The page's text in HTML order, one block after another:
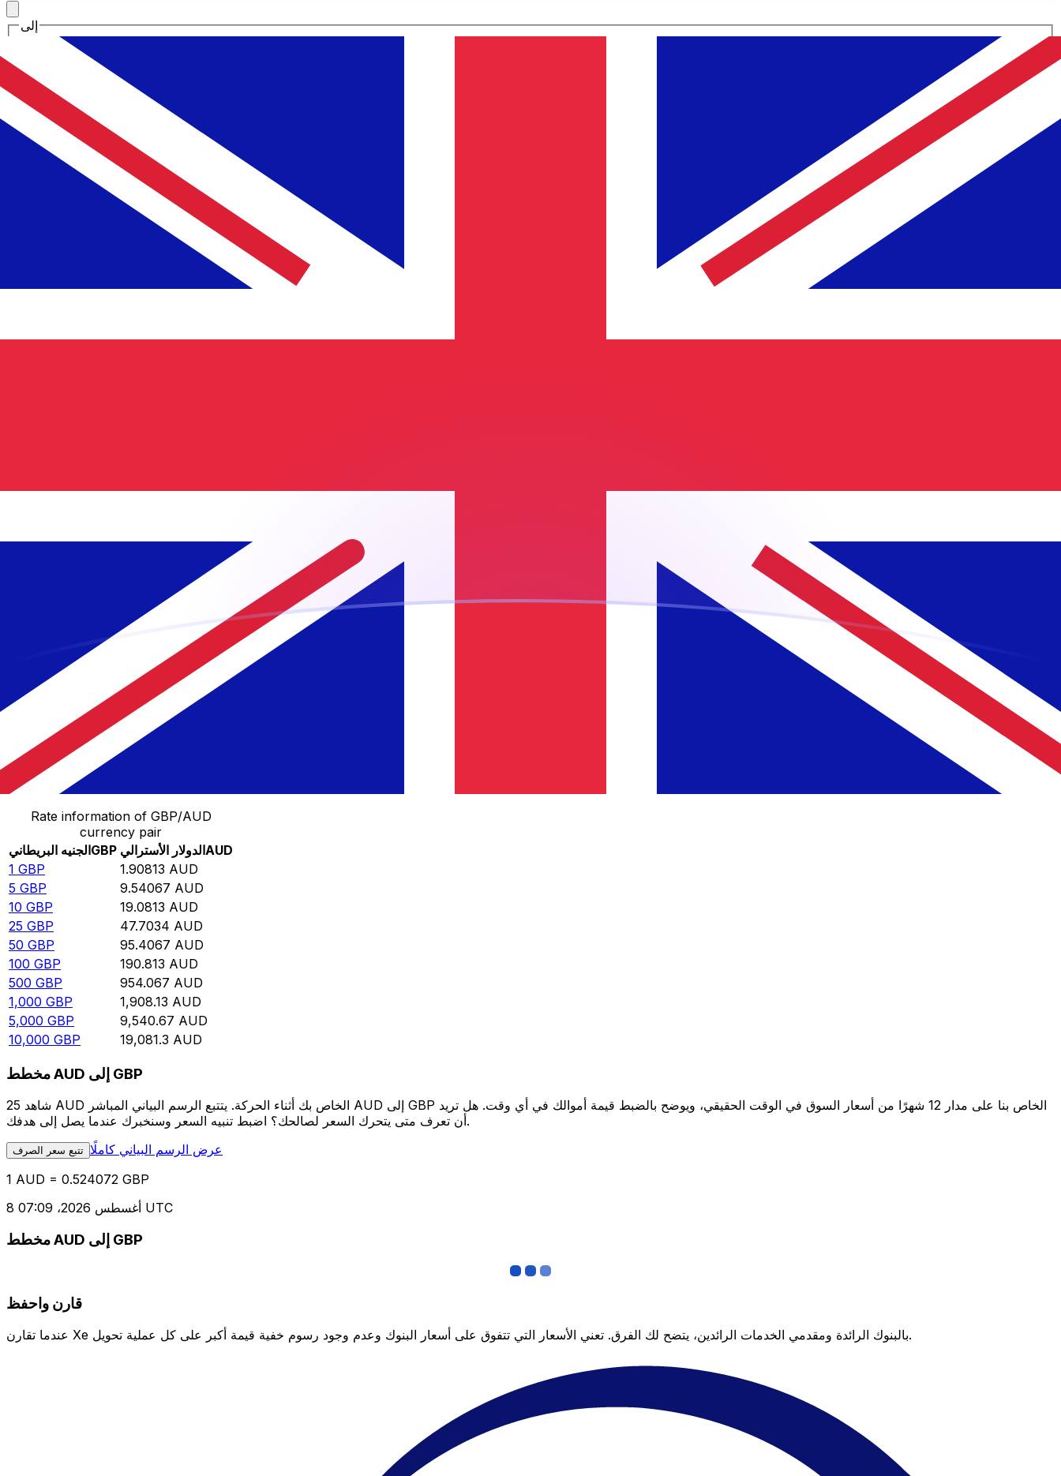
إلى
GBP الجنيه البريطاني
AUD= 407198
GBP
سعر السوق المتوسط في 07:09 UTC
تحدث إلى خبير عملات اليوم.
حدد موعد مكالمة
حوِّل الدولار الأسترالي إلى الجنيه البريطاني
currency pair
GBP
GBP
2.62036 GBP
5.24072
26.2036 GBP
AUD 52.4072
GBP
500 AUD 262.036
1,000
524.072
GBP
AUD 2,620.36
10,000
AUD 5,240.72
حوِّل الجنيه البريطاني إلى الدولار الأسترالي
Rate information of GBP/AUD
currency pair
الجنيه البريطانيGBP الدولار الأستراليAUD
1 GBP 1.90813 AUD
5 GBP 9.54067 AUD
10 GBP 19.0813 AUD
25 GBP 47.7034 AUD
50 GBP 95.4067 AUD
100 GBP 190.813 AUD
500 GBP 954.067 AUD
1,000 GBP 1,908.13 AUD
5,000 GBP 9,540.67 AUD
10,000 GBP 19,081.3 AUD
مخطط AUD إلى GBP
شاهد 25 AUD الخاص بك أثناء الحركة. يتتبع الرسم البياني المباشر AUD إلى GBP الخاص بنا على مدار 12 شهرًا من أسعار السوق في الوقت الحقيقي، ويوضح بالضبط قيمة أموالك في أي وقت. هل تريد
أن تعرف متى يتحرك السعر لصالحك؟ اضبط تنبيه السعر وسنخبرك عندما يصل إلى هدفك.
تتبع سعر الصرف عرض الرسم البياني كاملًا
1 AUD = 0.524072 GBP
8 أغسطس 2026، 07:09 UTC
مخطط AUD إلى GBP
قارن واحفظ
عندما تقارن Xe بالبنوك الرائدة ومقدمي الخدمات الرائدين، يتضح لك الفرق. تعني الأسعار التي تتفوق على أسعار البنوك وعدم وجود رسوم خفية قيمة أكبر على كل عملية تحويل.